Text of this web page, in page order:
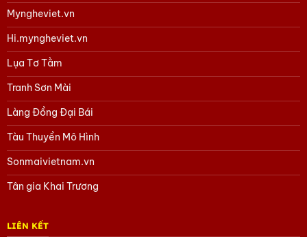
Myngheviet.vn
Hi.myngheviet.vn
Lụa Tơ Tằm
Tranh Sơn Mài
Làng Đồng Đại Bái
Tàu Thuyền Mô Hình
Sonmaivietnam.vn
Tân gia Khai Trương
LIÊN KẾT